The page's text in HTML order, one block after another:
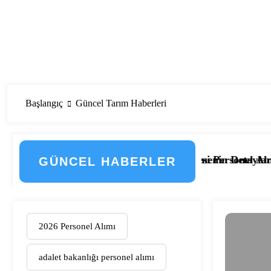
Başlangıç Güncel Tarım Haberleri
GÜNCEL HABERLER
Geçti! İşte Düzenlemenin Detayları
2.133 Kamu Hastanesi Personel Alımı Başladı!
Eskişehir
2026 Personel Alımı
adalet bakanlığı personel alımı